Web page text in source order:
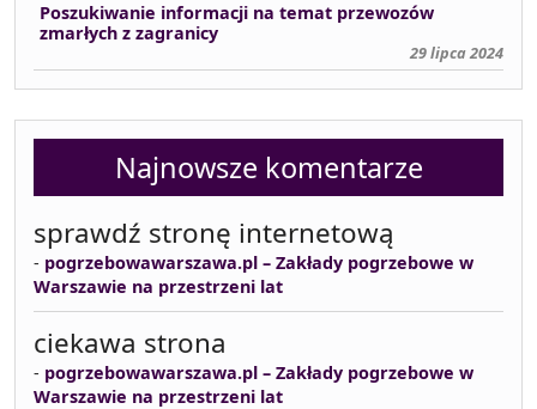
Poszukiwanie informacji na temat przewozów
zmarłych z zagranicy
29 lipca 2024
Najnowsze komentarze
sprawdź stronę internetową
- pogrzebowawarszawa.pl – Zakłady pogrzebowe w
Warszawie na przestrzeni lat
ciekawa strona
- pogrzebowawarszawa.pl – Zakłady pogrzebowe w
Warszawie na przestrzeni lat